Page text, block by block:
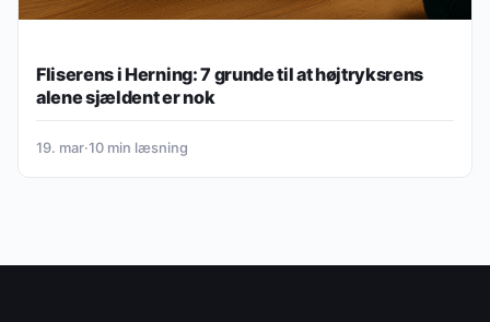
Fliserens i Herning: 7 grunde til at højtryksrens
alene sjældent er nok
19. mar·10 min læsning